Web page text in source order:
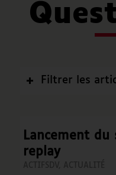
Filtrer les
Lancement
replay